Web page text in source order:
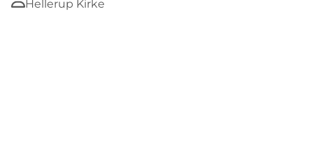
Hellerup Kirke